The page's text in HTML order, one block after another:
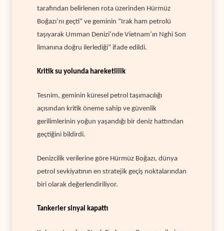
tarafından belirlenen rota üzerinden Hürmüz
Boğazı’nı geçti” ve geminin “Irak ham petrolü
taşıyarak Umman Denizi’nde Vietnam’ın Nghi Son
limanına doğru ilerlediği” ifade edildi.
Kritik su yolunda hareketlilik
Tesnim, geminin küresel petrol taşımacılığı
açısından kritik öneme sahip ve güvenlik
gerilimlerinin yoğun yaşandığı bir deniz hattından
geçtiğini bildirdi.
Denizcilik verilerine göre Hürmüz Boğazı, dünya
petrol sevkiyatının en stratejik geçiş noktalarından
biri olarak değerlendiriliyor.
Tankerler sinyal kapattı